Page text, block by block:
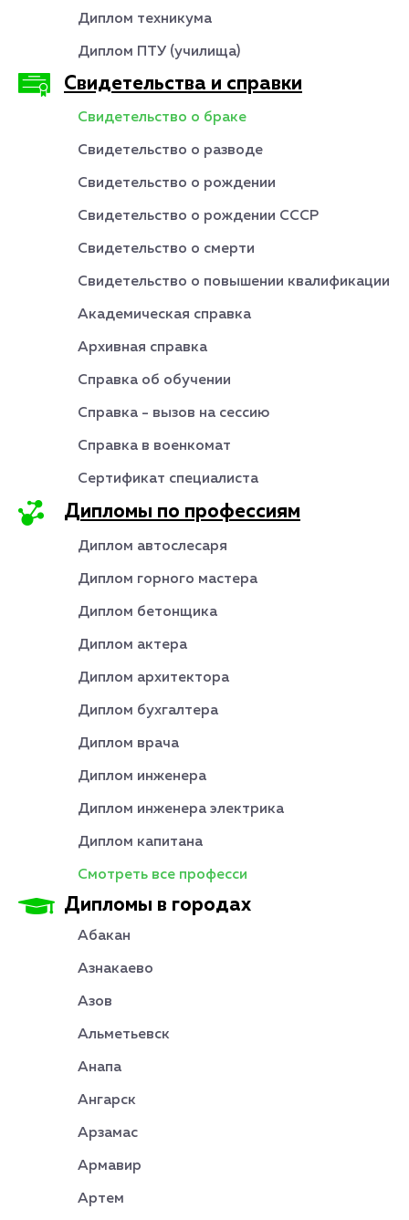
Диплом техникума
Диплом ПТУ (училища)
Свидетельства и справки
Свидетельство о браке
Свидетельство о разводе
Свидетельство о рождении
Свидетельство о рождении СССР
Свидетельство о смерти
Свидетельство о повышении квалификации
Академическая справка
Архивная справка
Справка об обучении
Справка - вызов на сессию
Справка в военкомат
Сертификат специалиста
Дипломы по профессиям
Диплом автослесаря
Диплом горного мастера
Диплом бетонщика
Диплом актера
Диплом архитектора
Диплом бухгалтера
Диплом врача
Диплом инженера
Диплом инженера электрика
Диплом капитана
Смотреть все професси
Дипломы в городах
Абакан
Азнакаево
Азов
Альметьевск
Анапа
Ангарск
Арзамас
Армавир
Артем